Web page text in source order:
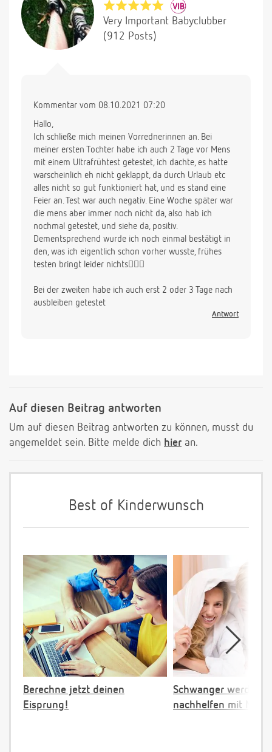
Very Important Babyclubber
(912 Posts)
Kommentar vom 08.10.2021 07:20
Hallo,
Ich schließe mich meinen Vorrednerinnen an. Bei
meiner ersten Tochter habe ich auch 2 Tage vor Mens
mit einem Ultrafrühtest getestet, ich dachte, es hatte
warscheinlich eh nicht geklappt, da durch Urlaub etc
alles nicht so gut funktioniert hat, und es stand eine
Feier an. Test war auch negativ. Eine Woche später war
die mens aber immer noch nicht da, also hab ich
nochmal getestet, und siehe da, positiv.
Dementsprechend wurde ich noch einmal bestätigt in
den, was ich eigentlich schon vorher wusste, frühes
testen bringt leider nichts🤷🏻‍♀️
Bei der zweiten habe ich auch erst 2 oder 3 Tage nach
ausbleiben getestet
Antwort
Auf diesen Beitrag antworten
Um auf diesen Beitrag antworten zu können, musst du
angemeldet sein. Bitte melde dich hier an.
Best of Kinderwunsch
Berechne jetzt deinen
Eisprung!
Schwanger werden:
nachhelfen mit NFP